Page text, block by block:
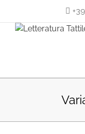
contenuto